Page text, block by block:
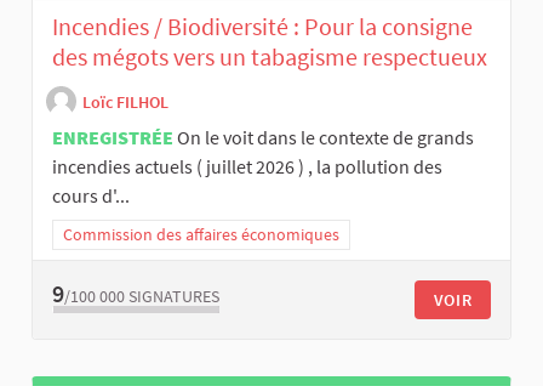
Incendies / Biodiversité : Pour la consigne
des mégots vers un tabagisme respectueux
Loïc FILHOL
ENREGISTRÉE On le voit dans le contexte de grands
incendies actuels ( juillet 2026 ) , la pollution des
cours d'...
Commission des affaires économiques
9/100 000 SIGNATURES VOIR